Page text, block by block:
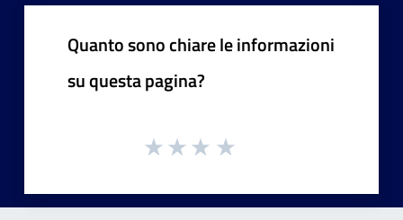
Quanto sono chiare le informazioni
su questa pagina?